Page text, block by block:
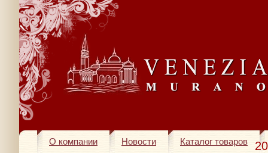
О компании Новости Каталог товаров